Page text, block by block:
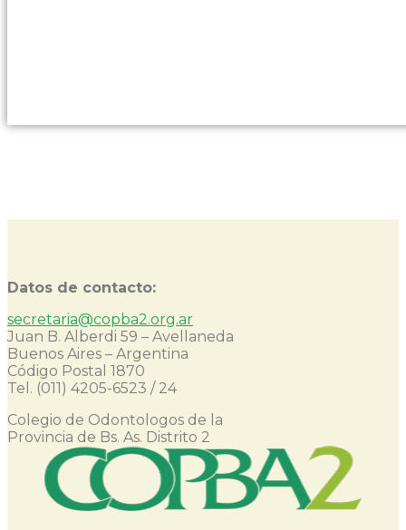
Datos de contacto:
secretaria@copba2.org.ar
Juan B. Alberdi 59 – Avellaneda
Buenos Aires – Argentina
Código Postal 1870
Tel. (011) 4205-6523 / 24
Colegio de Odontologos de la
Provincia de Bs. As. Distrito 2